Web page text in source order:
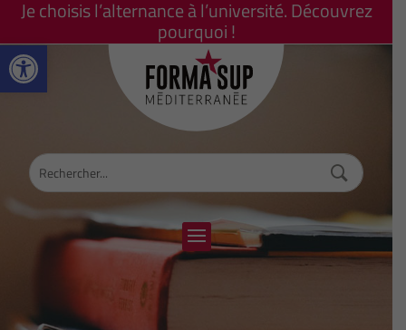
Ouvrir la barre d’outils
Je choisis l’alternance à l’université. Découvrez
pourquoi !